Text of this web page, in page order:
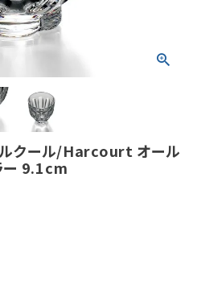
ルクール/Harcourt オール
ー 9.1cm